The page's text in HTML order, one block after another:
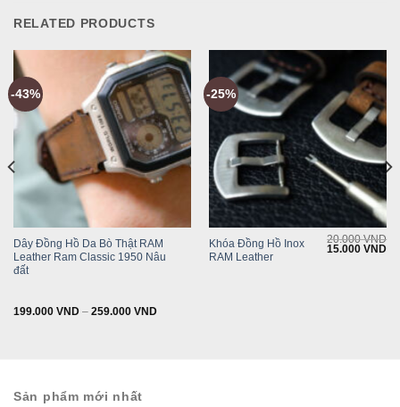
RELATED PRODUCTS
-43%
Dây Đồng Hồ Da Bò Thật RAM
Leather Ram Classic 1950 Nâu
đất
199.000 VND– 259.000 VND
-25%
Khóa Đồng Hồ Inox
RAM Leather
20.000VND
Original
15.000VND
VND.
Sản phẩm mới nhất